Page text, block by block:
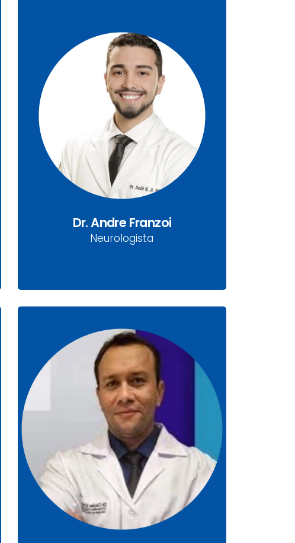
Dr. Andre Franzoi
Neurologista
Dr ⁠Andre Eduardo de A.
Franzoi
CRM/PR 43.922 | RQE 35222
Neurologista
Dr. Cleder Eduardo Suriano
CRM-PR: 24736 | RQE 1175
Ortpedista Pé, Tornozelo e Especialista
em Dor Crônica